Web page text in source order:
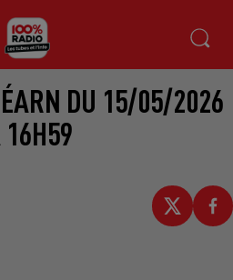
DU 15/05/2026